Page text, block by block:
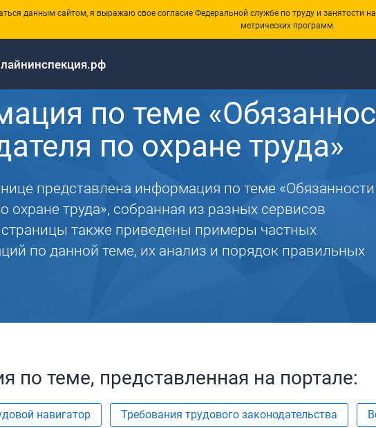
данным сайтом, я выражаю свое согласие Федеральной службе по труду и занятости
метрических программ.
по теме
по охране труда»
представлена информация по теме «Обязанности
охране труда», собранная из разных сервисов
страницы также приведены примеры частных
по данной теме, их анализ и порядок правильных
по теме, представленная на портале:
навигатор Требования трудового законодательства